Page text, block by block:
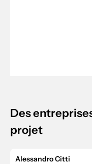
Des
projet
Alessandro Citti